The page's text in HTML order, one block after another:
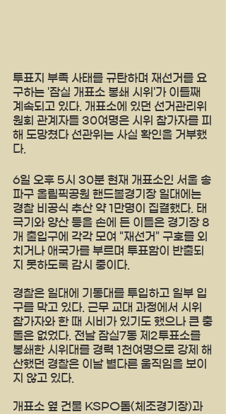
투표지 부족 사태를 규탄하며 재선거를 요
구하는 '잠실 개표소 봉쇄 시위'가 이틀째
계속되고 있다. 개표소에 있던 선거관리위
원회 관계자들 30여명은 시위 참가자를 피
해 도망쳤다 선관위는 사실 확인을 거부했
다.
6일 오후 5시 30분 현재 개표소인 서울 송
파구 올림픽공원 핸드볼경기장 일대에는
경찰 비공식 추산 약 1만명이 집결했다. 태
극기와 양산 등을 손에 든 이들은 경기장 8
개 출입구에 각각 모여 "재선거" 구호를 외
치거나 애국가를 부르며 투표함이 반출되
지 못하도록 감시 중이다.
경찰은 일대에 기동대를 투입하고 일부 입
구를 막고 있다. 근무 교대 과정에서 시위
참가자와 한 때 시비가 있기도 했으나 큰 충
돌은 없었다. 전날 잠실7동 제2투표소를
봉쇄한 시위대를 경력 1천여명으로 강제 해
산했던 경찰은 이날 별다른 움직임을 보이
지 않고 있다.
개표소 옆 건물 KSPO돔(체조경기장)과